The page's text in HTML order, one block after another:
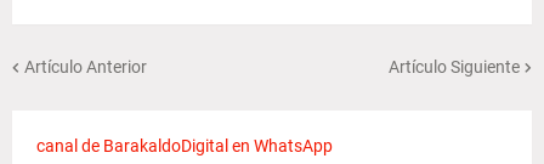
Artículo Anterior Artículo Siguiente
canal de BarakaldoDigital en WhatsApp